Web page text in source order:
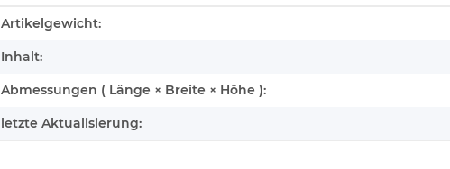
Produkteigenschaft
Wert
Artikelgewicht:
Inhalt:
Abmessungen ( Länge × Breite × Höhe ):
letzte Aktualisierung: